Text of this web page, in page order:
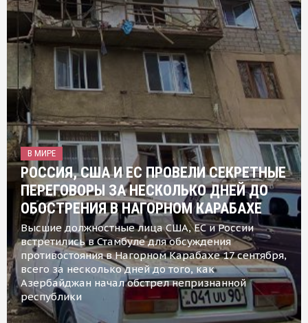
В МИРЕ
РОССИЯ, США И ЕС ПРОВЕЛИ СЕКРЕТНЫЕ
ПЕРЕГОВОРЫ ЗА НЕСКОЛЬКО ДНЕЙ ДО
ОБОСТРЕНИЯ В НАГОРНОМ КАРАБАХЕ
Высшие должностные лица США, ЕС и России
встретились в Стамбуле для обсуждения
противостояния в Нагорном Карабахе 17 сентября,
всего за несколько дней до того, как
Азербайджан начал обстрел непризнанной
республики